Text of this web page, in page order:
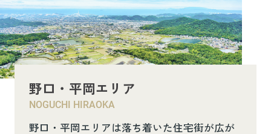
野口・平岡エリア
NOGUCHI HIRAOKA
野口・平岡エリアは落ち着いた住宅街が広が